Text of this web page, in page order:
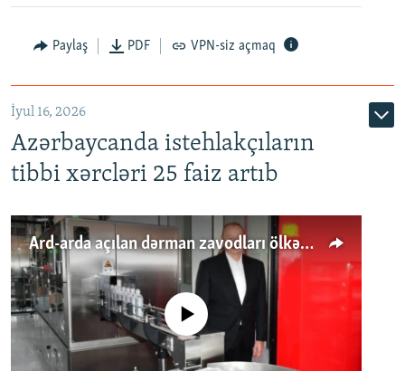
Paylaş PDF VPN-siz açmaq
İyul 16, 2026
Azərbaycanda istehlakçıların
tibbi xərcləri 25 faiz artıb
Ard-arda açılan dərman zavodları ölkənin tələbatını ödəyirmi?
No media source currently available